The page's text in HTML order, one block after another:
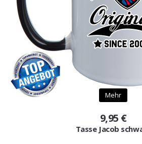
Mehr
9,95 €
Tasse Jacob